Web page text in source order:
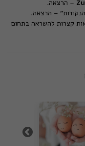
– הרצאה.
– הרצאה.
קצרות להשראה בתחום